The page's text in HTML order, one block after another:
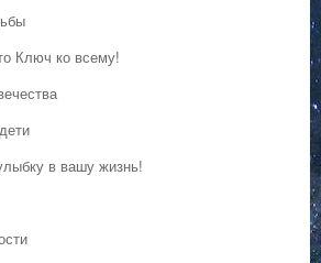
Ключ ко всему!
в вашу жизнь!